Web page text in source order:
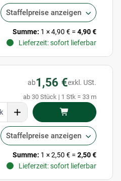
Staffelpreise anzeigen
Summe: 1 ×4,90 € = 4,90 €
Lieferzeit: sofort lieferbar
ab1,56 €exkl. USt.
ab 30 Stück | 1 Stk = 33 m
Staffelpreise anzeigen
Summe: 1 ×2,50 € = 2,50 €
Lieferzeit: sofort lieferbar